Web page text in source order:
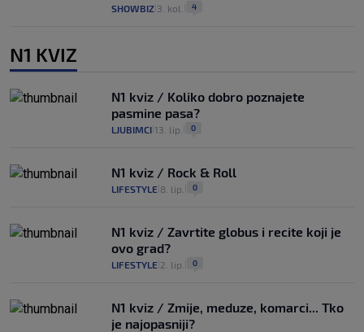
SHOWBIZ 3. kol. 4
N1 KVIZ
N1 kviz / Koliko dobro poznajete
pasmine pasa?
LJUBIMCI 13. lip. 0
N1 kviz / Rock & Roll
LIFESTYLE 8. lip. 0
N1 kviz / Zavrtite globus i recite koji je
ovo grad?
LIFESTYLE 2. lip. 0
N1 kviz / Zmije, meduze, komarci... Tko
je najopasniji?